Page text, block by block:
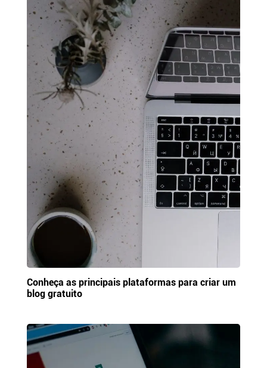
Conheça as principais plataformas para criar um
blog gratuito